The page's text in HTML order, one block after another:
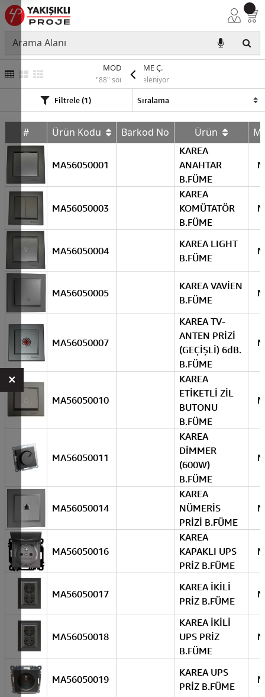
MODÜL FÜME Ç.
"88" sonuç listeleniyor
Filtrele (1)
# Ürün Kodu Barkod No Ürün
MA56050001
KAREA
ANAHTAR
B.FÜME
MA56050003
KAREA
KOMÜTATÖR
B.FÜME
MA56050004
KAREA LIGHT
B.FÜME
MA56050005
KAREA VAVİEN
B.FÜME
MA56050007
KAREA TV-
ANTEN PRİZİ
(GEÇİŞLİ) 6dB.
B.FÜME
MA56050010
KAREA
ETİKETLİ ZİL
BUTONU
B.FÜME
MA56050011
KAREA
DİMMER
(600W)
B.FÜME
MA56050014
KAREA
NÜMERİS
PRİZİ B.FÜME
MA56050016
KAREA
KAPAKLI UPS
PRİZ B.FÜME
MA56050017
KAREA İKİLİ
PRİZ B.FÜME
MA56050018
KAREA İKİLİ
UPS PRİZ
B.FÜME
MA56050019
KAREA UPS
PRİZ B.FÜME
×